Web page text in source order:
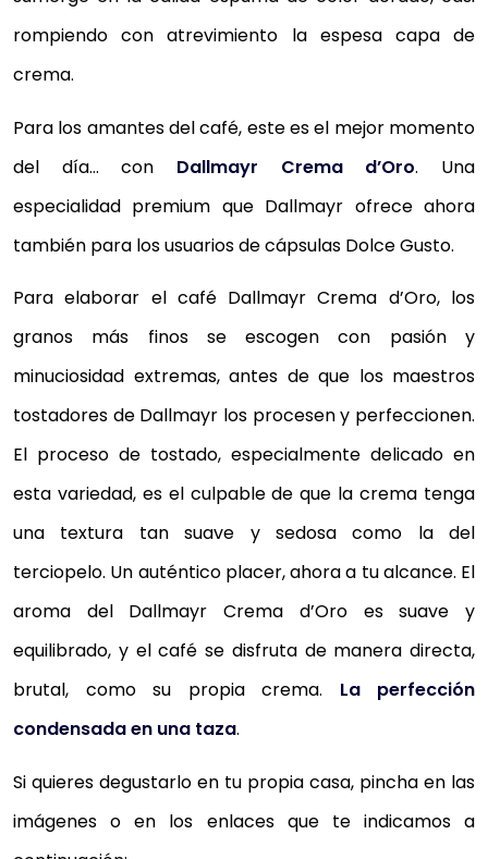
rompiendo con atrevimiento la espesa capa de
crema.
Para los amantes del café, este es el mejor momento
del día… con Dallmayr Crema d’Oro. Una
especialidad premium que Dallmayr ofrece ahora
también para los usuarios de cápsulas Dolce Gusto.
Para elaborar el café Dallmayr Crema d’Oro, los
granos más finos se escogen con pasión y
minuciosidad extremas, antes de que los maestros
tostadores de Dallmayr los procesen y perfeccionen.
El proceso de tostado, especialmente delicado en
esta variedad, es el culpable de que la crema tenga
una textura tan suave y sedosa como la del
terciopelo. Un auténtico placer, ahora a tu alcance. El
aroma del Dallmayr Crema d’Oro es suave y
equilibrado, y el café se disfruta de manera directa,
brutal, como su propia crema. La perfección
condensada en una taza.
Si quieres degustarlo en tu propia casa, pincha en las
imágenes o en los enlaces que te indicamos a